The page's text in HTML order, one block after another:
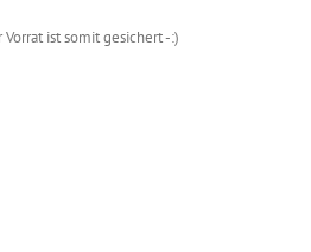
ist somit gesichert -:)